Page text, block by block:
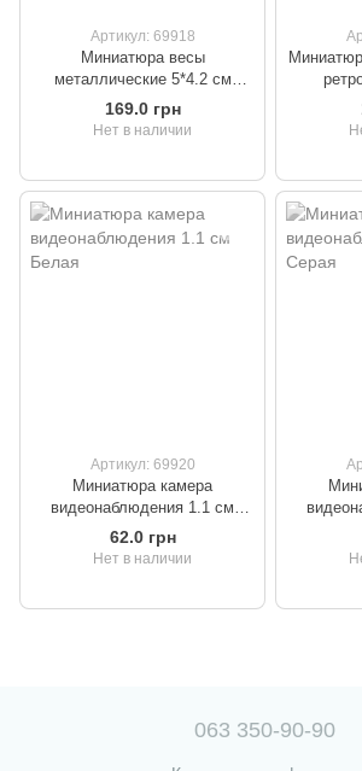
Артикул: 69918
Миниатюра весы
металлические 5*4.2 см
Золотые
169.0 грн
Нет в наличии
Артикул: 69920
Миниатюра камера
видеонаблюдения 1.1 cм
Белая
62.0 грн
Нет в наличии
063 350-90-90